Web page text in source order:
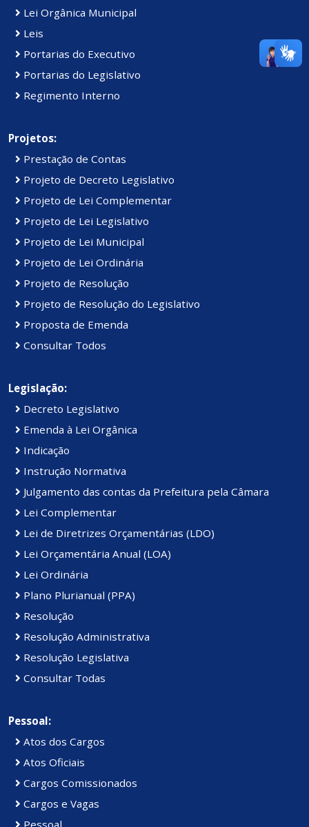
Lei Orgânica Municipal
Leis
Portarias do Executivo
Portarias do Legislativo
Regimento Interno
Projetos:
Prestação de Contas
Projeto de Decreto Legislativo
Projeto de Lei Complementar
Projeto de Lei Legislativo
Projeto de Lei Municipal
Projeto de Lei Ordinária
Projeto de Resolução
Projeto de Resolução do Legislativo
Proposta de Emenda
Consultar Todos
Legislação:
Decreto Legislativo
Emenda à Lei Orgânica
Indicação
Instrução Normativa
Julgamento das contas da Prefeitura pela Câmara
Lei Complementar
Lei de Diretrizes Orçamentárias (LDO)
Lei Orçamentária Anual (LOA)
Lei Ordinária
Plano Plurianual (PPA)
Resolução
Resolução Administrativa
Resolução Legislativa
Consultar Todas
Pessoal:
Atos dos Cargos
Atos Oficiais
Cargos Comissionados
Cargos e Vagas
Pessoal